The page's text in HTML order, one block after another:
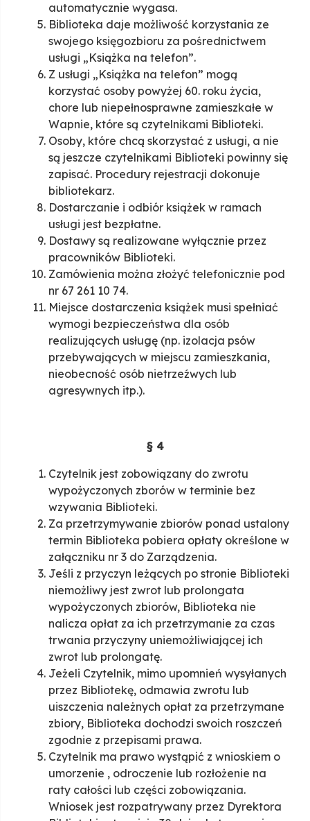
automatycznie wygasa.
Biblioteka daje możliwość korzystania ze
swojego księgozbioru za pośrednictwem
usługi „Książka na telefon”.
Z usługi „Książka na telefon” mogą
korzystać osoby powyżej 60. roku życia,
chore lub niepełnosprawne zamieszkałe w
Wapnie, które są czytelnikami Biblioteki.
Osoby, które chcą skorzystać z usługi, a nie
są jeszcze czytelnikami Biblioteki powinny się
zapisać. Procedury rejestracji dokonuje
bibliotekarz.
Dostarczanie i odbiór książek w ramach
usługi jest bezpłatne.
Dostawy są realizowane wyłącznie przez
pracowników Biblioteki.
Zamówienia można złożyć telefonicznie pod
nr 67 261 10 74.
Miejsce dostarczenia książek musi spełniać
wymogi bezpieczeństwa dla osób
realizujących usługę (np. izolacja psów
przebywających w miejscu zamieszkania,
nieobecność osób nietrzeźwych lub
agresywnych itp.).
§ 4
Czytelnik jest zobowiązany do zwrotu
wypożyczonych zborów w terminie bez
wzywania Biblioteki.
Za przetrzymywanie zbiorów ponad ustalony
termin Biblioteka pobiera opłaty określone w
załączniku nr 3 do Zarządzenia.
Jeśli z przyczyn leżących po stronie Biblioteki
niemożliwy jest zwrot lub prolongata
wypożyczonych zbiorów, Biblioteka nie
nalicza opłat za ich przetrzymanie za czas
trwania przyczyny uniemożliwiającej ich
zwrot lub prolongatę.
Jeżeli Czytelnik, mimo upomnień wysyłanych
przez Bibliotekę, odmawia zwrotu lub
uiszczenia należnych opłat za przetrzymane
zbiory, Biblioteka dochodzi swoich roszczeń
zgodnie z przepisami prawa.
Czytelnik ma prawo wystąpić z wnioskiem o
umorzenie , odroczenie lub rozłożenie na
raty całości lub części zobowiązania.
Wniosek jest rozpatrywany przez Dyrektora